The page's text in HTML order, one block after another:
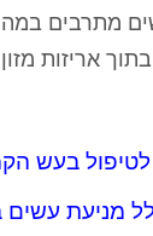
מתרבים
אריזות
לטיפול בעש
מניעת